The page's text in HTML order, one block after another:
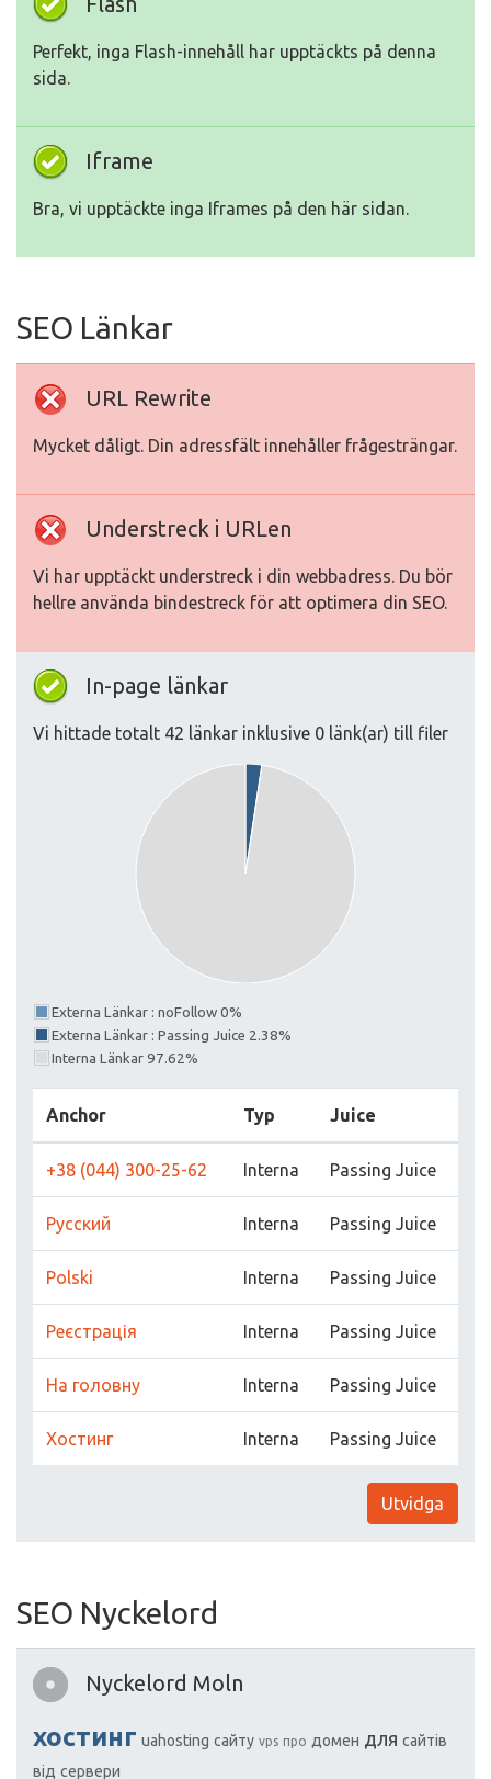
Perfekt, inga Flash-innehåll har upptäckts på denna
sida.
Iframe
Bra, vi upptäckte inga Iframes på den här sidan.
SEO Länkar
URL Rewrite
Mycket dåligt. Din adressfält innehåller frågesträngar.
Understreck i URLen
Vi har upptäckt understreck i din webbadress. Du bör
hellre använda bindestreck för att optimera din SEO.
In-page länkar
Vi hittade totalt 42 länkar inklusive 0 länk(ar) till filer
Externa Länkar : noFollow 0%
Externa Länkar : Passing Juice 2.38%
Interna Länkar 97.62%
Anchor Typ Juice
+38 (044) 300-25-62 Interna Passing Juice
Русский Interna Passing Juice
Polski Interna Passing Juice
Реєстрація Interna Passing Juice
На головну Interna Passing Juice
Хостинг Interna Passing Juice
Utvidga
SEO Nyckelord
Nyckelord Moln
хостинг uahosting сайту vps про домен для сайтів
від сервери